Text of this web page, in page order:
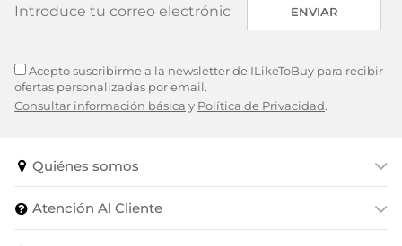
ENVIAR
Acepto suscribirme a la newsletter de ILikeToBuy para recibir
ofertas personalizadas por email.
Consultar información básica y Política de Privacidad.
Quiénes somos
Atención Al Cliente